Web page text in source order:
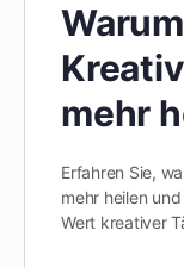
mehr
Erfahren Sie,
mehr heilen
Wert kreativer